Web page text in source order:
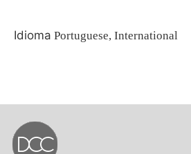
Idioma Portuguese, International